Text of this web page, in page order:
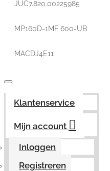
JUC7.820.00225985
MP160D-1MF 600-UB
MACDJ4E11
Klantenservice
Mijn account
Inloggen
Registreren